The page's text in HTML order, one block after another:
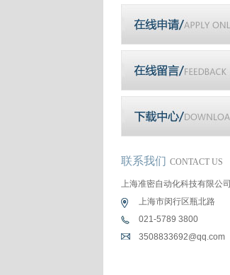
联系我们 CONTACT US
上海准密自动化科技有限公司
上海市闵行区瓶北路
021-5789 3800
3508833692@qq.com